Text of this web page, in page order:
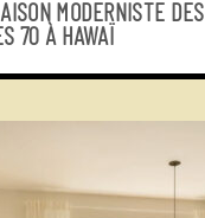
MODERNISTE DES
70 À HAWAÏ